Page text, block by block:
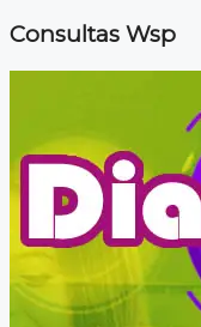
Consultas Wsp